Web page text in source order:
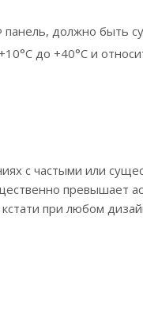
должно быть
до +40°С и
с частыми или
превышает
при любом